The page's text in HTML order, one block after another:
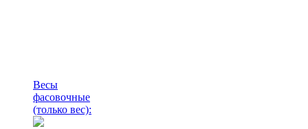
Весы
фасовочные
(только вес):